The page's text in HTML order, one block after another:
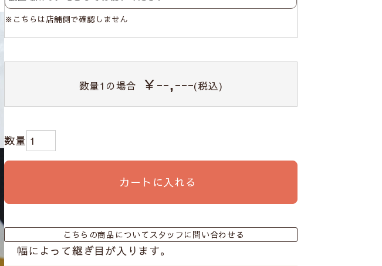
※こちらは店舗側で確認しません
数量1 の場合 ￥--,---(税込)
カートに入れる
こちらの商品についてスタッフに問い合わせる
幅によって継ぎ目が入ります。